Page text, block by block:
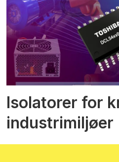
Isolatorer for
industrimiljøer